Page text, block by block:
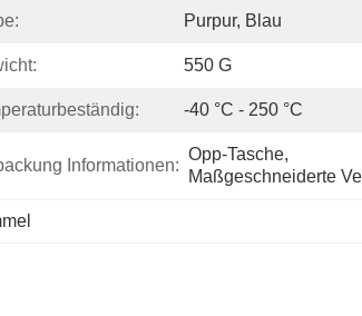
Purpur, Blau
550 G
-40 °C - 250 °C
Informationen:
Opp-Tasche,
Maßgeschneiderte